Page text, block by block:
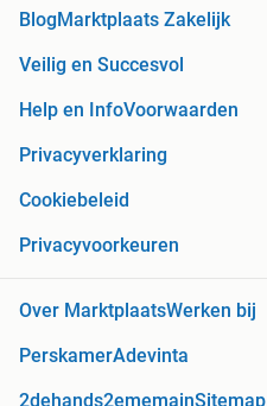
BlogMarktplaats Zakelijk
Veilig en Succesvol
Help en InfoVoorwaarden
Privacyverklaring
Cookiebeleid
Privacyvoorkeuren
Over MarktplaatsWerken bij
PerskamerAdevinta
2dehands2ememainSitemap